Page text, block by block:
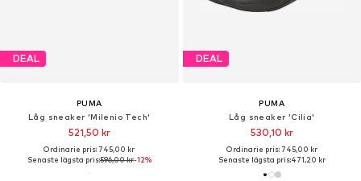
DEAL
PUMA
Låg sneaker 'Milenio Tech'
521,50 kr
Ordinarie pris: 745,00 kr
Senaste lägsta pris:596,00 kr-12%
DEAL
PUMA
Låg sneaker 'Cilia'
530,10 kr
Ordinarie pris: 745,00 kr
Senaste lägsta pris:471,20 kr